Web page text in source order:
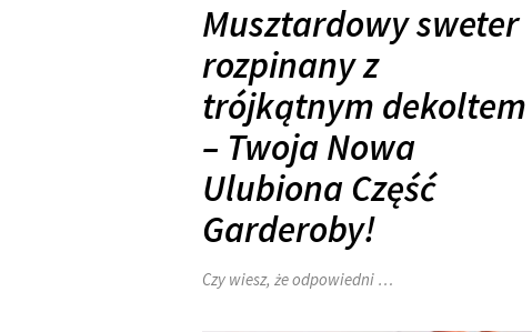
Musztardowy sweter
rozpinany z
trójkątnym dekoltem
– Twoja Nowa
Ulubiona Część
Garderoby!
Czy wiesz, że odpowiedni …